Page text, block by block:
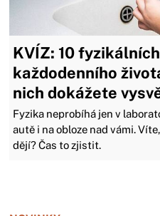
KVÍZ: 10
každodenního
nich dokážete
Fyzika neprobíhá jen v
autě i na obloze nad vámi.
dějí? Čas to zjistit.